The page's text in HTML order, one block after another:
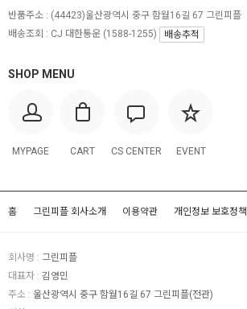
SHOP MENU
MYPAGE CART CS CENTER EVENT
반품주소 : (44423)울산광역시 중구 함월16길 67 그린피플
배송조회 : CJ 대한통운 (1588-1255)
배송추적
홈 그린피플 회사소개 이용약관 개인정보 보호정책
회사명 : 그린피플
대표자 : 김영민
주소 : 울산광역시 중구 함월16길 67 그린피플(전관)